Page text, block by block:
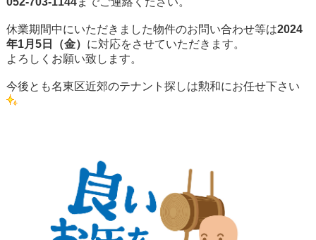
休業期間中にいただきました物件のお問い合わせ等は2024
年1月5日（金） に対応をさせていただきます。
よろしくお願い致します。
今後とも名東区近郊のテナント探しは勲和にお任せ下さい